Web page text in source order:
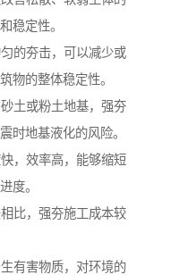
稳定性。
的夯击，可以减少或
物的整体稳定性。
土或粉土地基，强夯
时地基液化的风险。
，效率高，能够缩短
度。
比，强夯施工成本较
有害物质，对环境的